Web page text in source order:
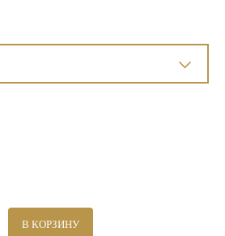
В КОРЗИНУ